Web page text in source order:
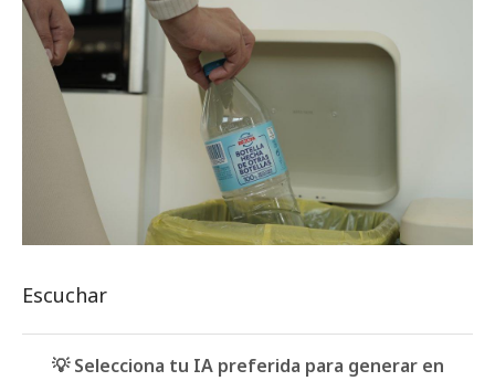
Escuchar
💡 Selecciona tu IA preferida para generar en